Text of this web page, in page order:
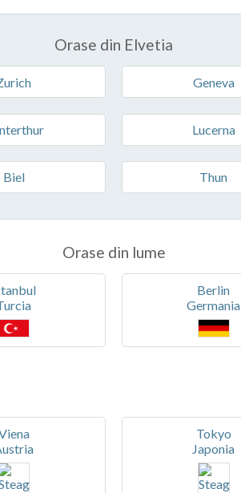
Orase din Elvetia
Geneva
Lucerna
Biel Thun
Orase din lume
Berlin
Germania
Tokyo
Japonia